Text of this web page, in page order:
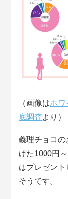
（画像はホ
底調査より）
義理チョコの
げた1000円
はプレゼン
そうです。